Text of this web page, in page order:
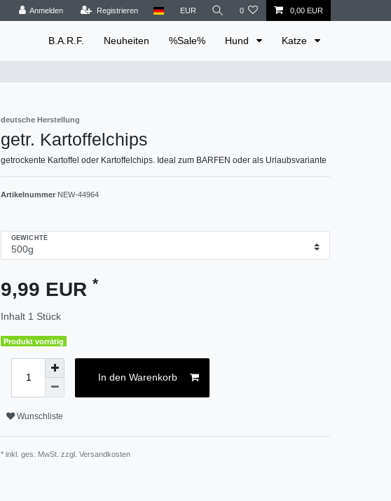
Anmelden Registrieren EUR 0 0,00 EUR
B.A.R.F. Neuheiten %Sale% Hund Katze
deutsche Herstellung
getr. Kartoffelchips
getrockente Kartoffel oder Kartoffelchips. Ideal zum BARFEN oder als Urlaubsvariante
Artikelnummer NEW-44964
GEWICHTE
9,99 EUR *
Inhalt 1 Stück
Produkt vorrätig
In den Warenkorb
Wunschliste
* inkl. ges. MwSt. zzgl. Versandkosten